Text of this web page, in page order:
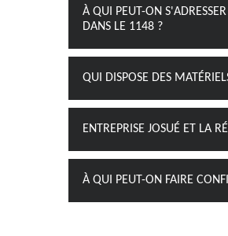
À QUI PEUT-ON
DANS LE 1148 ?
QUI DISPOSE DES
ENTREPRISE JOSUÉ ET LA
À QUI PEUT-ON FAIRE